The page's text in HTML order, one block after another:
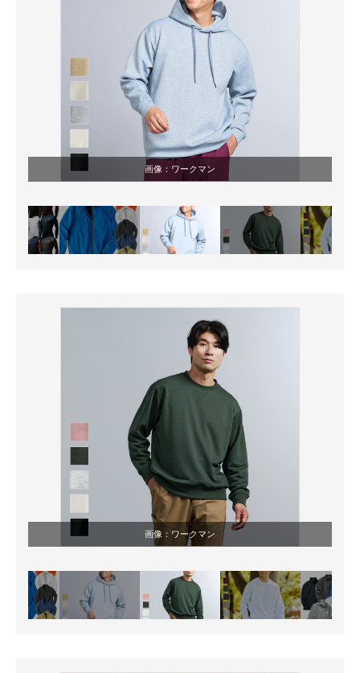
画像：ワークマン
画像：ワークマン